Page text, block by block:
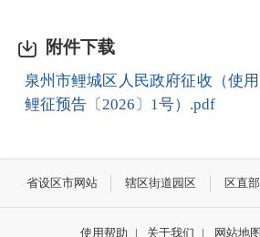
附件下载
泉州市鲤城区人民政府征收（使
鲤征预告〔2026〕1号）.pdf
省设区市网站 辖区街道园区 区直
使用帮助 | 关于我们 | 网站地图